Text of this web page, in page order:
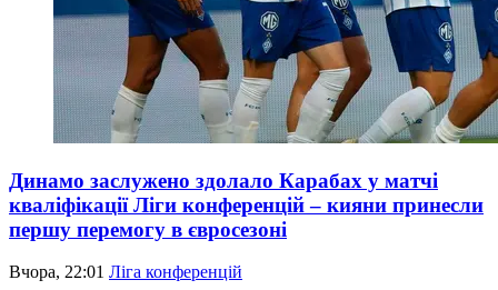
Динамо заслужено здолало Карабах у матчі
кваліфікації Ліги конференцій – кияни принесли
першу перемогу в євросезоні
Вчора, 22:01 Ліга конференцій